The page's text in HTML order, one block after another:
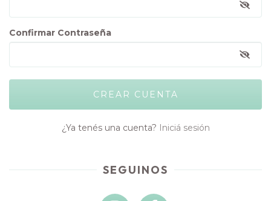
Confirmar Contraseña
¿Ya tenés una cuenta? Iniciá sesión
SEGUINOS